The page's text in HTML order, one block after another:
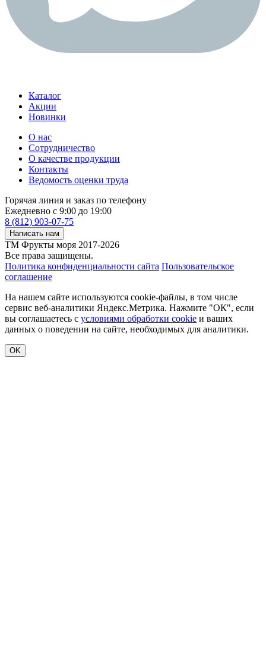
Каталог
Акции
Новинки
О нас
Сотрудничество
О качестве продукции
Контакты
Ведомость оценки труда
Горячая линия и заказ по телефону
Ежедневно с 9:00 до 19:00
8 (812) 903-07-75
Написать нам
ТМ Фрукты моря 2017-2026
Все права защищены.
Политика конфиденциальности сайта Пользовательское
соглашение
На нашем сайте используются cookie-файлы, в том числе
сервис веб-аналитики Яндекс.Метрика. Нажмите "ОК", если
вы соглашаетесь с условиями обработки cookie и ваших
данных о поведении на сайте, необходимых для аналитики.
OK